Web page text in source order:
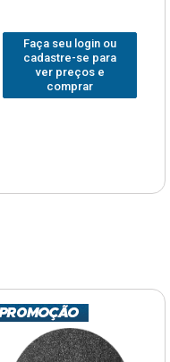
Faça seu login ou
cadastre-se para
ver preços e
comprar